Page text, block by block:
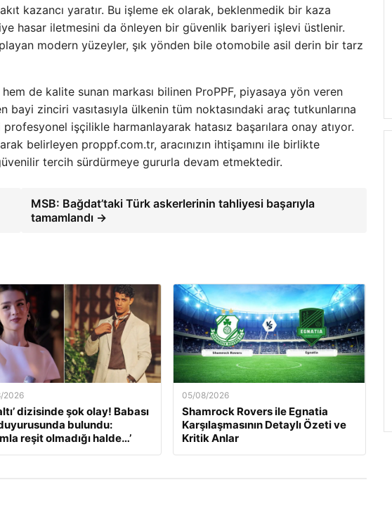
kazancı yaratır. Bu işleme ek olarak, beklenmedik bir kaza
hasar iletmesini da önleyen bir güvenlik bariyeri işlevi üstlenir.
modern yüzeyler, şık yönden bile otomobile asil derin bir tarz
hem de kalite sunan markası bilinen ProPPF, piyasaya yön veren
bayi zinciri vasıtasıyla ülkenin tüm noktasındaki araç tutkunlarına
işçilikle harmanlayarak hatasız başarılara onay atıyor.
belirleyen proppf.com.tr, aracınızın ihtişamını ile birlikte
tercih sürdürmeye gururla devam etmektedir.
MSB: Bağdat’taki Türk askerlerinin tahliyesi başarıyla
tamamlandı →
2026
dizisinde şok olay! Babası
bulundu:
reşit olmadığı halde…’
05/08/2026
Shamrock Rovers ile Egnatia
Karşılaşmasının Detaylı Özeti ve
Kritik Anlar